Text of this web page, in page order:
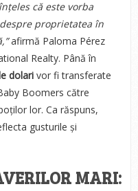
că este vorba
proprietatea în
afirmă Paloma Pérez
Realty. Până în
dolarivor fi transferate
Boomers către
lor. Ca răspuns,
gusturile și
MARI: